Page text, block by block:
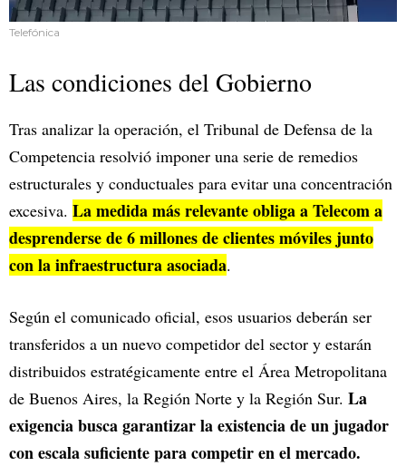
Telefónica
Las condiciones del Gobierno
Tras analizar la operación, el Tribunal de Defensa de la
Competencia resolvió imponer una serie de remedios
estructurales y conductuales para evitar una concentración
excesiva. La medida más relevante obliga a Telecom a
desprenderse de 6 millones de clientes móviles junto
con la infraestructura asociada.
Según el comunicado oficial, esos usuarios deberán ser
transferidos a un nuevo competidor del sector y estarán
distribuidos estratégicamente entre el Área Metropolitana
de Buenos Aires, la Región Norte y la Región Sur. La
exigencia busca garantizar la existencia de un jugador
con escala suficiente para competir en el mercado.